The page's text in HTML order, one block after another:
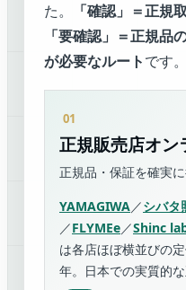
た。 「確認」＝正規
「要確認」＝正規品
が必要なルートです。
正規販売店オン
正規品・保証を確実に
YAMAGIWA／シバタ
／FLYMEe／Shinc
は各店ほぼ横並びの
年。日本での実質的